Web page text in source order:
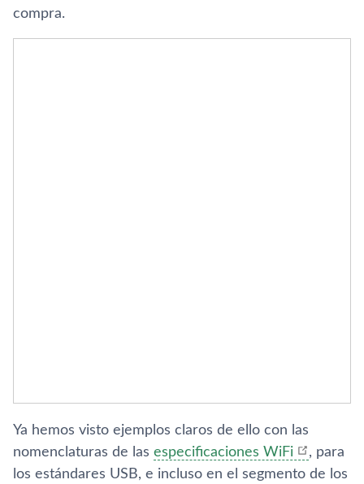
compra.
Ya hemos visto ejemplos claros de ello con las
nomenclaturas de las especificaciones WiFi
, para
los estándares USB, e incluso en el segmento de los